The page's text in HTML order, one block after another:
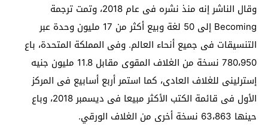
وقال الناشر إنه منذ نشره فى عام 2018، وتمت ترجمة
Becoming
إلى 50 لغة وبيع أكثر من 17 مليون وحدة عبر
التنسيقات فى جميع أنحاء العالم. وفى المملكة المتحدة، باع
780،950 نسخة من الغلاف المقوى مقابل 11.8 مليون جنيه
إسترلينى للغلاف العادى، كما استمر أربع أسابيع فى المركز
الأول فى قائمة الكتب الأكثر مبيعا فى ديسمبر 2018، وباع
حينها 63،863 نسخة أخرى من الغلاف الورقي.